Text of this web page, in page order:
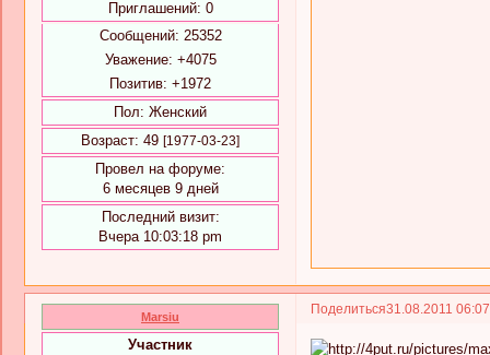
Приглашений: 0
Сообщений: 25352
Уважение: +4075
Позитив: +1972
Пол: Женский
Возраст: 49 [1977-03-23]
Провел на форуме:
6 месяцев 9 дней
Последний визит:
Вчера 10:03:18 pm
Поделиться31.08.2011
Marsiu
Участник